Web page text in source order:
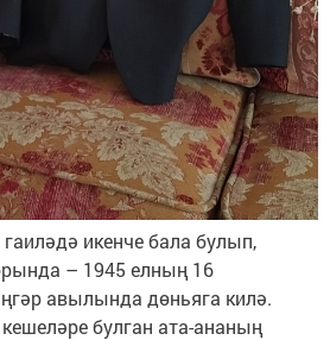
икенче бала булып,
– 1945 елның 16
авылында дөньяга килә.
булган ата-ананың